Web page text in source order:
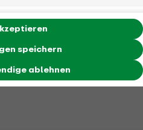
speichern
ablehnen